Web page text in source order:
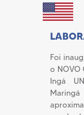
Foi
o NOVO
Ingá